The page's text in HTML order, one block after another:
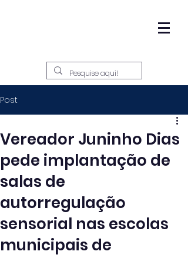
Post
Vereador Juninho Dias
pede implantação de
salas de
autorregulação
sensorial nas escolas
municipais de